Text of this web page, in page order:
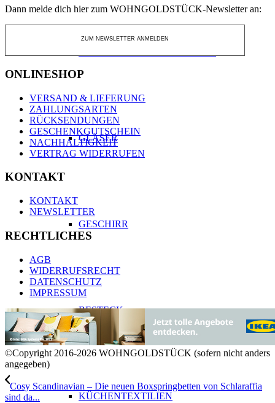
GLÄSER
GESCHIRR
BESTECK
KÜCHENTEXTILIEN
Dann melde dich hier zum WOHNGOLDSTÜCK-Newsletter an:
ZUM NEWSLETTER ANMELDEN
ONLINESHOP
VERSAND & LIEFERUNG
ZAHLUNGSARTEN
RÜCKSENDUNGEN
GESCHENKGUTSCHEIN
NACHHALTIGKEIT
VERTRAG WIDERRUFEN
KONTAKT
KONTAKT
NEWSLETTER
RECHTLICHES
AGB
WIDERRUFSRECHT
DATENSCHUTZ
IMPRESSUM
©Copyright 2016-2026 WOHNGOLDSTÜCK (sofern nicht anders
angegeben)
Cosy Scandinavian – Die neuen Boxspringbetten von Schlaraffia
sind da...